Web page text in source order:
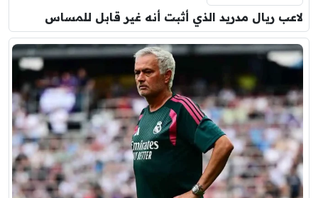
لاعب ريال مدريد الذي أثبت أنه غير قابل للمساس